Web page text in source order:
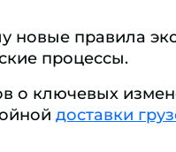
новые правила
процессы.
о ключевых
доставки